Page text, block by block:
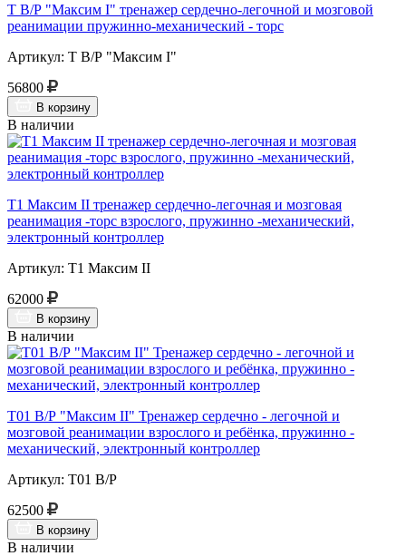
Т В/Р "Максим I" тренажер сердечно-легочной и мозговой
реанимации пружинно-механический - торс
Артикул: Т В/Р "Максим I"
56800
В корзину
В наличии
Т1 Максим II тренажер сердечно-легочная и мозговая
реанимация -торс взрослого, пружинно -механический,
электронный контроллер
Артикул: Т1 Максим II
62000
В корзину
В наличии
Т01 В/Р "Максим II" Тренажер сердечно - легочной и
мозговой реанимации взрослого и ребёнка, пружинно -
механический, электронный контроллер
Артикул: Т01 В/Р
62500
В корзину
В наличии